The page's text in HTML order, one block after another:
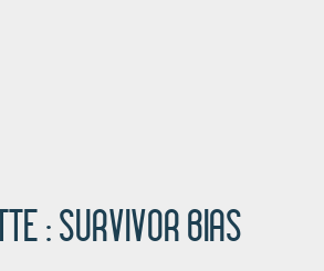
:SURVIVOR BIAS